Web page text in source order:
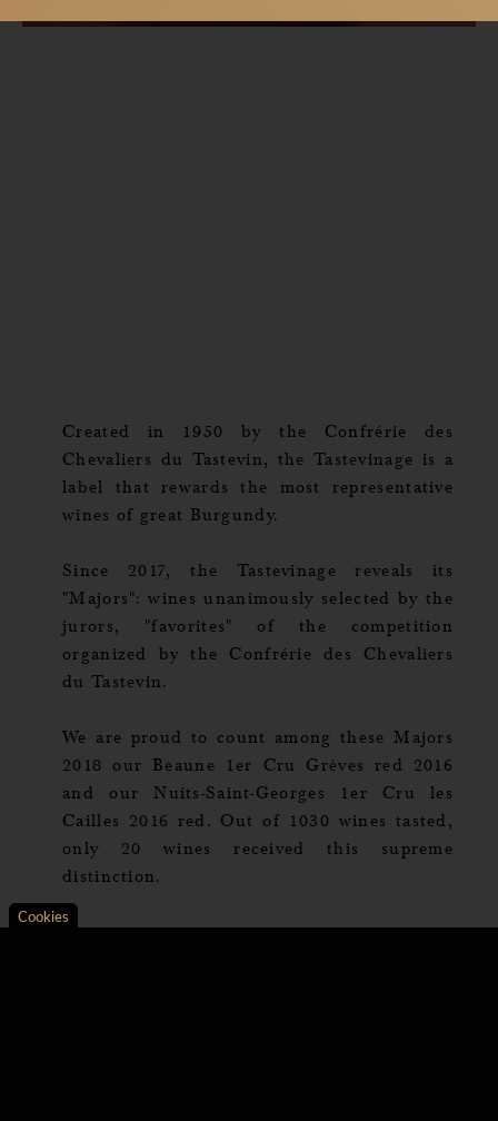
Cookies
Created in 1950 by the Confrérie des
Chevaliers du Tastevin, the Tastevinage is a
label that rewards the most representative
wines of great Burgundy.
Since 2017, the Tastevinage reveals its
"Majors": wines unanimously selected by the
jurors, "favorites" of the competition
organized by the Confrérie des Chevaliers
du Tastevin.
We are proud to count among these Majors
2018 our Beaune 1er Cru Grèves red 2016
and our Nuits-Saint-Georges 1er Cru les
Cailles 2016 red. Out of 1030 wines tasted,
only 20 wines received this supreme
distinction.